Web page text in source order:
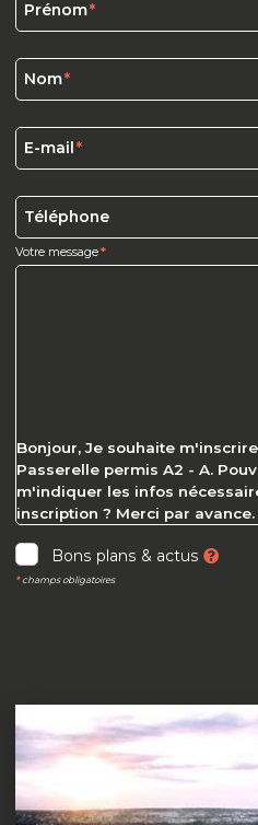
Prénom
Nom
E-mail
Téléphone
Votre message
Bonjour, Je souhaite
Passerelle permis A2 - A.
m'indiquer les infos
inscription ? Merci par avance.
Bons plans & actus
*champs obligatoires